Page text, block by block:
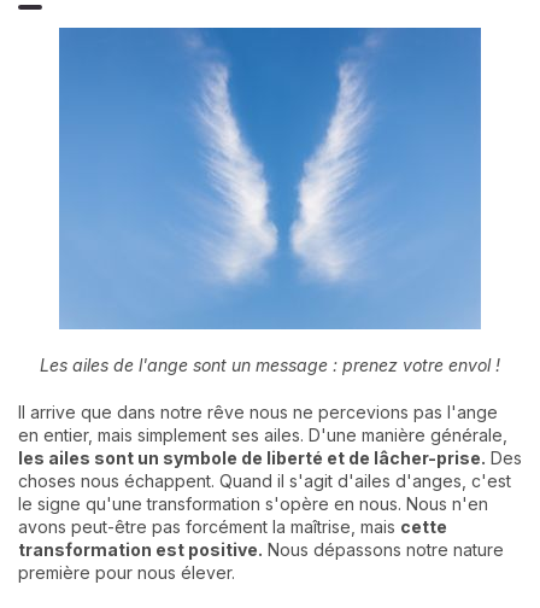
Les ailes de l'ange sont un message : prenez votre envol !
Il arrive que dans notre rêve nous ne percevions pas l'ange
en entier, mais simplement ses ailes. D'une manière générale,
les ailes sont un symbole de liberté et de lâcher-prise. Des
choses nous échappent. Quand il s'agit d'ailes d'anges, c'est
le signe qu'une transformation s'opère en nous. Nous n'en
avons peut-être pas forcément la maîtrise, mais cette
transformation est positive. Nous dépassons notre nature
première pour nous élever.